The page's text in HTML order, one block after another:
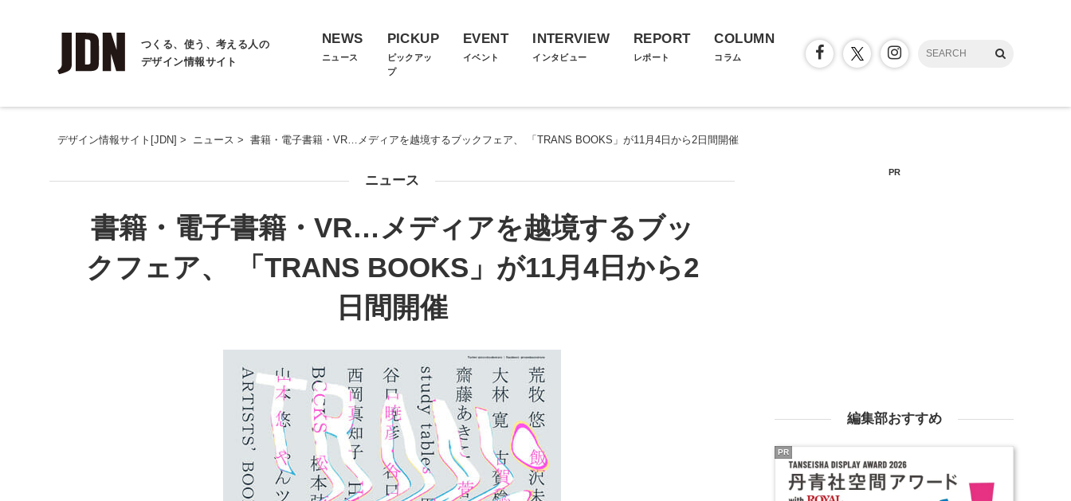
つくる、使う、考える人の
デザイン情報サイト
NEWS
ニュース
PICKUP
ピックアッ
プ
EVENT
イベント
INTERVIEW
インタビュー
REPORT
レポート
COLUMN
コラム
デザイン情報サイト[JDN] > ニュース > 書籍・電子書籍・VR…メディアを越境するブックフェア、 「TRANS BOOKS」が11月4日から2日間開催
ニュース
書籍・電子書籍・VR…メディアを越境するブッ
クフェア、 「TRANS BOOKS」が11月4日から2
日間開催
PR
編集部おすすめ
PR